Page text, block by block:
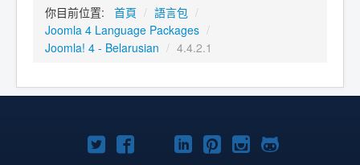
你目前位置: 首頁 / 語言包 /
Joomla 4 Language Packages /
Joomla! 4 - Belarusian / 4.4.2.1
TwitterFacebookYouTube
Linkedln
Pinterest
Instagram
GitHub